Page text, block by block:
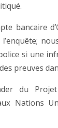
bancaire
si une
preuves
du
Nations